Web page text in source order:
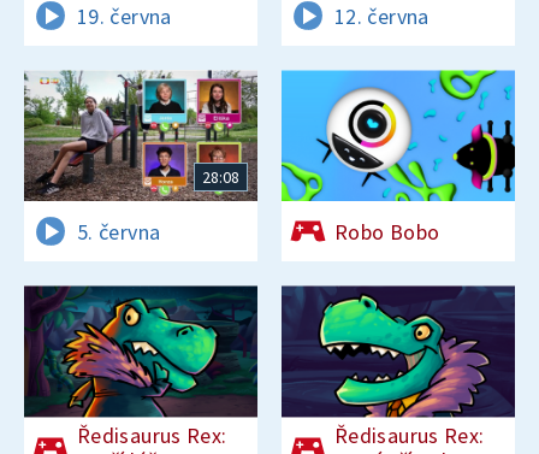
19. června 12. června
28:08
5. června Robo Bobo
Ředisaurus Rex:
Ředisaurus Rex: